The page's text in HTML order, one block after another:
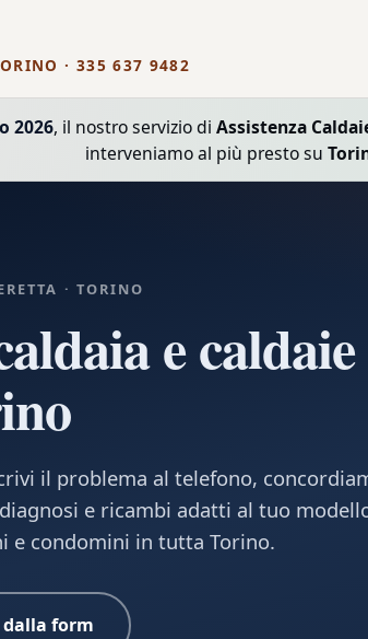
· 335 637 9482
2026, il nostro servizio di Assistenza
interveniamo al più presto su
· TORINO
e caldaie
il problema al telefono,
e ricambi adatti al tuo
e condomini in tutta Torino.
dalla form